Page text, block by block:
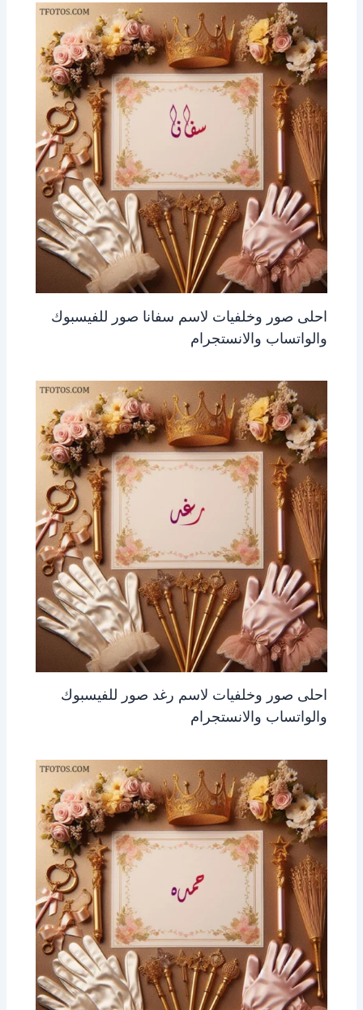
احلى صور وخلفيات لاسم سفانا صور للفيسبوك
والواتساب والانستجرام
احلى صور وخلفيات لاسم رغد صور للفيسبوك
والواتساب والانستجرام